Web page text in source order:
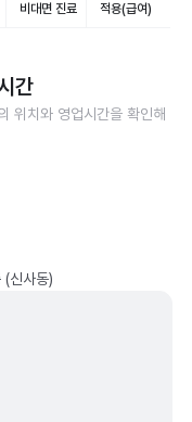
비대면 진료 적용(급여)
간
위치와 영업시간을 확인해
신사동)